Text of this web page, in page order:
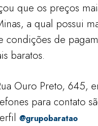
que os preços
a qual possui
condições de
baratos.
Ouro Preto, 645,
para contato
@grupobaratao